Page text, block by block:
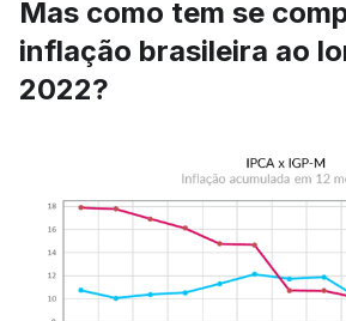
Mas como tem se
inflação brasileira ao
2022?